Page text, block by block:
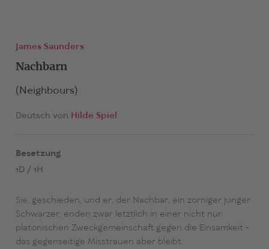
James Saunders
Nachbarn
(Neighbours)
Deutsch von Hilde Spiel
Besetzung
1D / 1H
Sie, geschieden, und er, der Nachbar, ein zorniger junger
Schwarzer, enden zwar letztlich in einer nicht nur
platonischen Zweckgemeinschaft gegen die Einsamkeit -
das gegenseitige Misstrauen aber bleibt.